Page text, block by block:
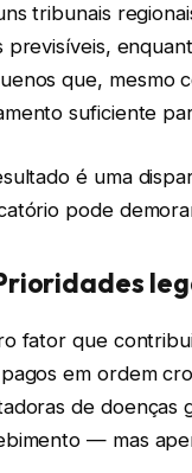
tribunais
previsíveis,
que, mesmo
suficiente
é uma
pode
fator que
em ordem
de doenças
— mas